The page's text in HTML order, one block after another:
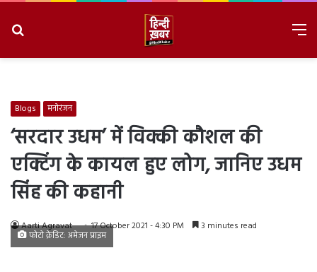
Blogs मनोरंजन
‘सरदार उधम’ में विक्की कौशल की
एक्टिंग के कायल हुए लोग, जानिए उधम
सिंह की कहानी
Aarti Agravat 17 October 2021 - 4:30 PM 3 minutes read
फोटो क्रेडिट: अमेजन प्राइम